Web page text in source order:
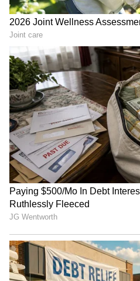
3
Image Credit : TVS
టీవీఎస్ జూపిటర్ 125 ఫీచర్లు
ఈ కొత్త కలర్ ఆప్షన్స్‌ను
వాస్తవానికి ఇది త్రీ-టోన్ కలర్
ముదురు బ్రౌన్ కలర్ సీటు,
ఆప్రాన్, హెడ్‌ల్యాంప్ కౌల్, సైడ్
ఉండగా, మిగతా బాడీ ఐవరీ